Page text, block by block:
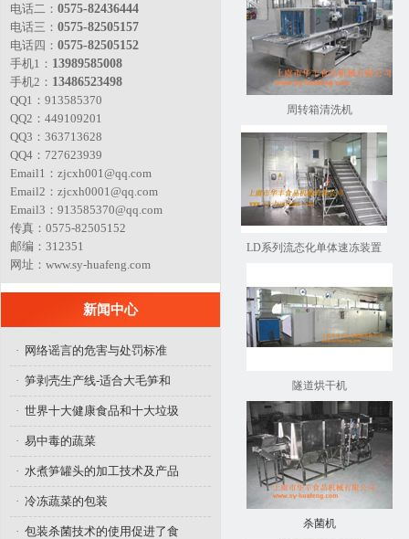
电话二： 0575-82436444
电话三： 0575-82505157
电话四： 0575-82505152
手机1： 13989585008
手机2： 13486523498
QQ1：913585370
QQ2：449109201
QQ3：363713628
QQ4：727623939
Email1：zjcxh001@qq.com
Email2：zjcxh0001@qq.com
Email3：913585370@qq.com
传真：0575-82505152
邮编：312351
网址：www.sy-huafeng.com
新闻中心
· 网络谣言的危害与处罚标准
· 笋剥壳生产线-适合大毛笋和
· 世界十大健康食品和十大垃圾
· 易中毒的蔬菜
· 水煮笋罐头的加工技术及产品
· 冷冻蔬菜的包装
· 包装杀菌技术的使用促进了食
周转箱清洗机
LD系列流态化单体速冻装置
隧道烘干机
杀菌机